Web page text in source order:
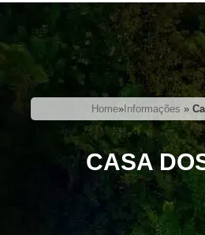
Home» Informações »
CASA